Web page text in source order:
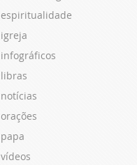
espiritualidade
igreja
infográficos
libras
notícias
orações
papa
vídeos